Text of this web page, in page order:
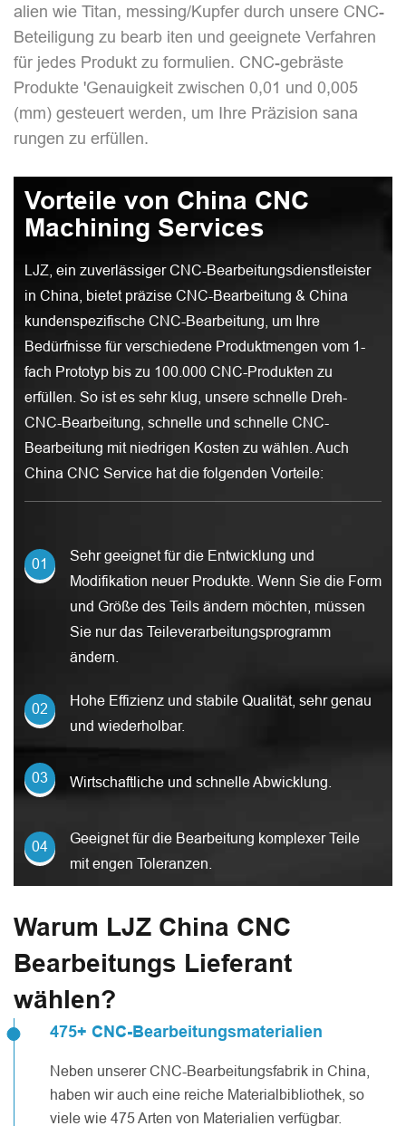
alien wie Titan, messing/Kupfer durch unsere CNC-
Beteiligung zu bearb iten und geeignete Verfahren
für jedes Produkt zu formulien. CNC-gebräste
Produkte 'Genauigkeit zwischen 0,01 und 0,005
(mm) gesteuert werden, um Ihre Präzision sana
rungen zu erfüllen.
Vorteile von China CNC
Machining Services
LJZ, ein zuverlässiger CNC-Bearbeitungsdienstleister
in China, bietet präzise CNC-Bearbeitung & China
kundenspezifische CNC-Bearbeitung, um Ihre
Bedürfnisse für verschiedene Produktmengen vom 1-
fach Prototyp bis zu 100.000 CNC-Produkten zu
erfüllen. So ist es sehr klug, unsere schnelle Dreh-
CNC-Bearbeitung, schnelle und schnelle CNC-
Bearbeitung mit niedrigen Kosten zu wählen. Auch
China CNC Service hat die folgenden Vorteile:
Sehr geeignet für die Entwicklung und
Modifikation neuer Produkte. Wenn Sie die Form
und Größe des Teils ändern möchten, müssen
Sie nur das Teileverarbeitungsprogramm
ändern.
Hohe Effizienz und stabile Qualität, sehr genau
und wiederholbar.
Wirtschaftliche und schnelle Abwicklung.
Geeignet für die Bearbeitung komplexer Teile
mit engen Toleranzen.
Warum LJZ China CNC
Bearbeitungs Lieferant
wählen?
475+ CNC-Bearbeitungsmaterialien
Neben unserer CNC-Bearbeitungsfabrik in China,
haben wir auch eine reiche Materialbibliothek, so
viele wie 475 Arten von Materialien verfügbar.